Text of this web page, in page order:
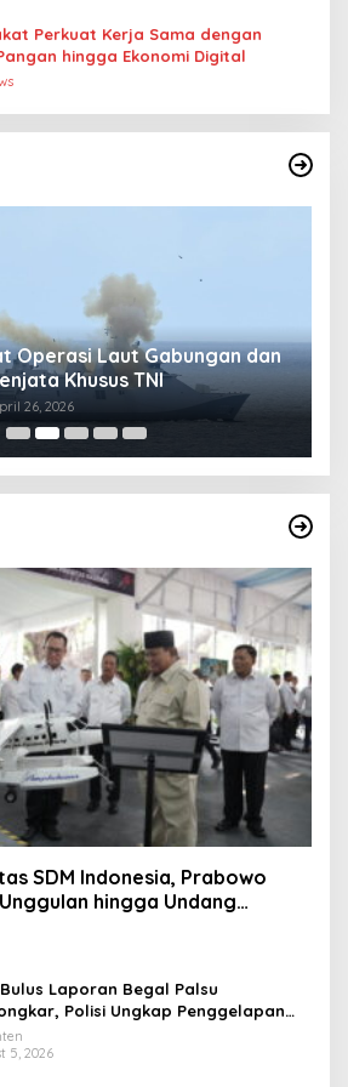
Perkuat Kerja Sama dengan
hingga Ekonomi Digital
Operasi Laut Gabungan dan
Khusus TNI
26, 2026
SDM Indonesia, Prabowo
hingga Undang
Dunia
Laporan Begal Palsu
Polisi Ungkap Penggelapan
Perusahaan untuk Crypto
5, 2026